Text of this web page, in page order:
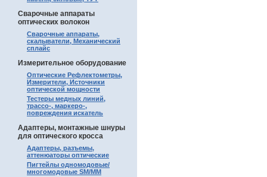
Сварочные аппараты
оптических волокон
Сварочные аппараты,
скалыватели, Механический
сплайс
Измерительное оборудование
Оптические Рефлектометры,
Измерители, Источники
оптической мощности
Тестеры медных линий,
трассо-, маркеро-,
повреждения искатель
Адаптеры, монтажные шнуры
для оптического кросса
Адаптеры, разъемы,
аттенюаторы оптические
Пигтейлы одномодовые/
многомодовые SM/MM